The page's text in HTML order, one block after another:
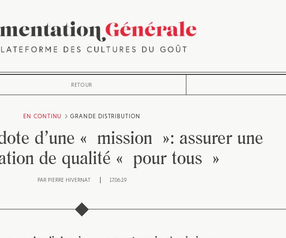
RETOUR
EN CONTINU GRANDE DISTRIBUTION
d’une « mission »: assurer une
de qualité « pour tous »
PAR PIERRE HIVERNAT 17.06.19